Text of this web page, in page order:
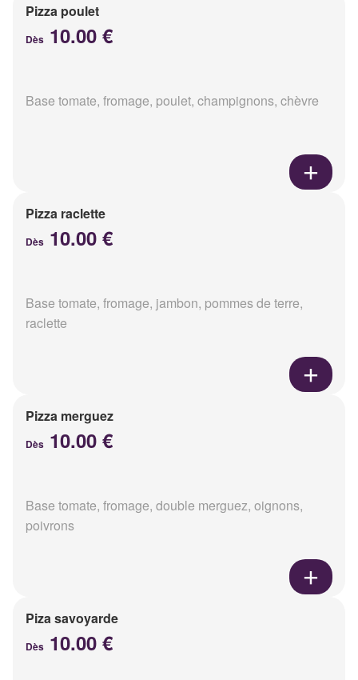
Pizza poulet
Dès 10.00 €
Base tomate, fromage, poulet, champignons, chèvre
Pizza raclette
Dès 10.00 €
Base tomate, fromage, jambon, pommes de terre,
raclette
Pizza merguez
Dès 10.00 €
Base tomate, fromage, double merguez, oignons,
poivrons
Piza savoyarde
Dès 10.00 €